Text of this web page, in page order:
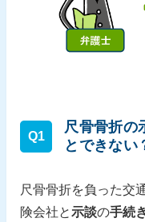
Q1
尺骨骨折の
とできない
尺骨骨折を負った交
険会社と示談の手続